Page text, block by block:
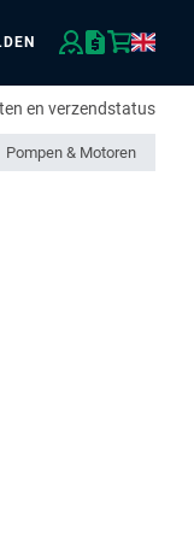
en verzendstatus
Pompen & Motoren